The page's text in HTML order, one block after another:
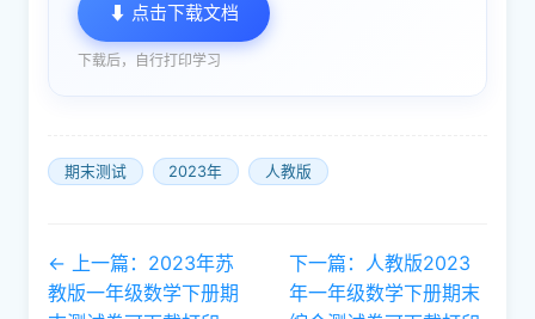
⬇ 点击下载文档
下载后，自行打印学习
期末测试 2023年 人教版
← 上一篇：2023年苏
教版一年级数学下册期
下一篇：人教版2023
年一年级数学下册期末